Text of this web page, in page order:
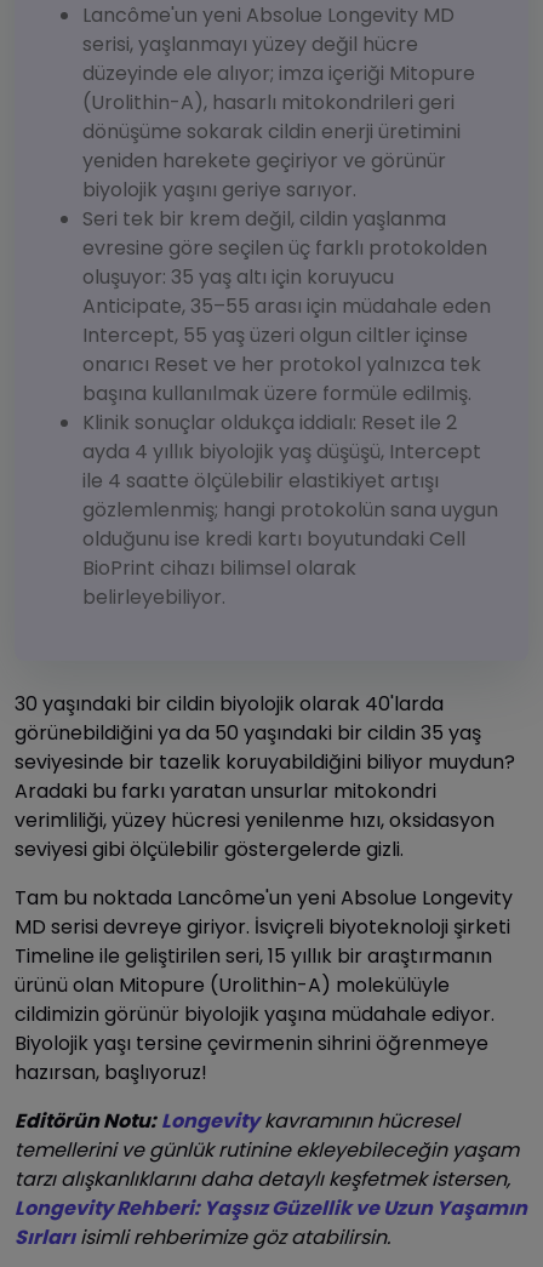
Lancôme'un yeni Absolue Longevity MD
serisi, yaşlanmayı yüzey değil hücre
düzeyinde ele alıyor; imza içeriği Mitopure
(Urolithin-A), hasarlı mitokondrileri geri
dönüşüme sokarak cildin enerji üretimini
yeniden harekete geçiriyor ve görünür
biyolojik yaşını geriye sarıyor.
Seri tek bir krem değil, cildin yaşlanma
evresine göre seçilen üç farklı protokolden
oluşuyor: 35 yaş altı için koruyucu
Anticipate, 35–55 arası için müdahale eden
Intercept, 55 yaş üzeri olgun ciltler içinse
onarıcı Reset ve her protokol yalnızca tek
başına kullanılmak üzere formüle edilmiş.
Klinik sonuçlar oldukça iddialı: Reset ile 2
ayda 4 yıllık biyolojik yaş düşüşü, Intercept
ile 4 saatte ölçülebilir elastikiyet artışı
gözlemlenmiş; hangi protokolün sana uygun
olduğunu ise kredi kartı boyutundaki Cell
BioPrint cihazı bilimsel olarak
belirleyebiliyor.
30 yaşındaki bir cildin biyolojik olarak 40'larda
görünebildiğini ya da 50 yaşındaki bir cildin 35 yaş
seviyesinde bir tazelik koruyabildiğini biliyor muydun?
Aradaki bu farkı yaratan unsurlar mitokondri
verimliliği, yüzey hücresi yenilenme hızı, oksidasyon
seviyesi gibi ölçülebilir göstergelerde gizli.
Tam bu noktada Lancôme'un yeni Absolue Longevity
MD serisi devreye giriyor. İsviçreli biyoteknoloji şirketi
Timeline ile geliştirilen seri, 15 yıllık bir araştırmanın
ürünü olan Mitopure (Urolithin-A) molekülüyle
cildimizin görünür biyolojik yaşına müdahale ediyor.
Biyolojik yaşı tersine çevirmenin sihrini öğrenmeye
hazırsan, başlıyoruz!
Editörün Notu: Longevitykavramının hücresel
temellerini ve günlük rutinine ekleyebileceğin yaşam
tarzı alışkanlıklarını daha detaylı keşfetmek istersen,
Longevity Rehberi: Yaşsız Güzellik ve Uzun Yaşamın
Sırlarıisimli rehberimize göz atabilirsin.